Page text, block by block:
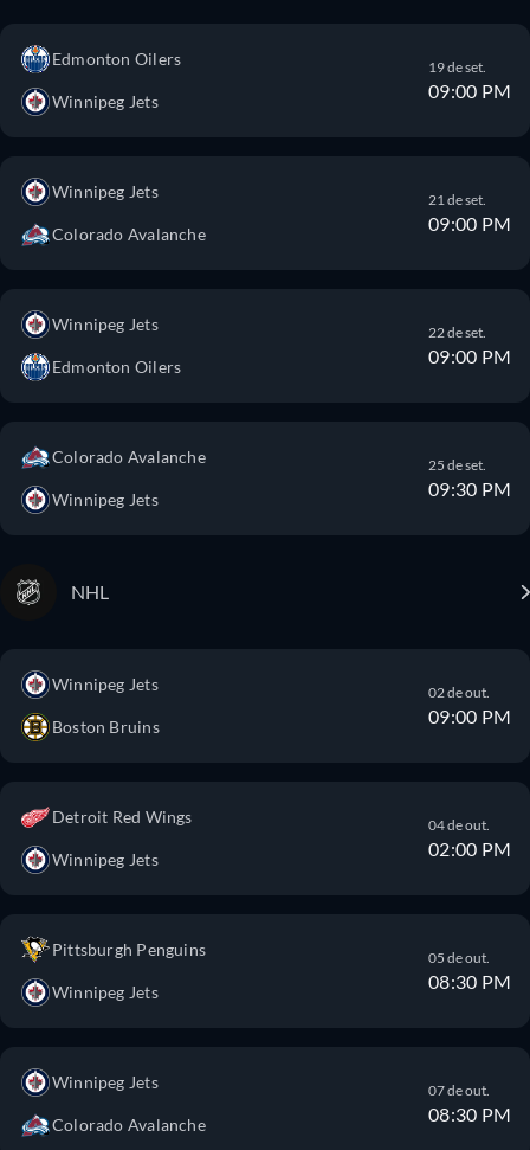
Edmonton Oilers
Winnipeg Jets
19 de set.
09:00 PM
Winnipeg Jets
Colorado Avalanche
21 de set.
09:00 PM
Winnipeg Jets
Edmonton Oilers
22 de set.
09:00 PM
Colorado Avalanche
Winnipeg Jets
25 de set.
09:30 PM
NHL
Winnipeg Jets
Boston Bruins
02 de out.
09:00 PM
Detroit Red Wings
Winnipeg Jets
04 de out.
02:00 PM
Pittsburgh Penguins
Winnipeg Jets
05 de out.
08:30 PM
Winnipeg Jets
Colorado Avalanche
07 de out.
08:30 PM